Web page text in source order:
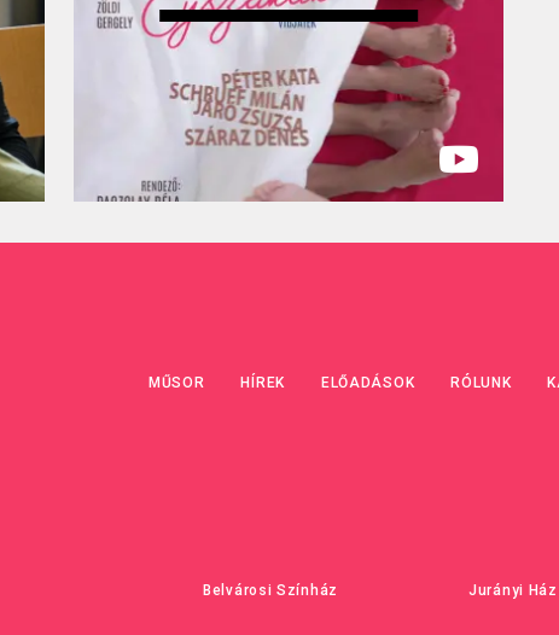
MŰSOR HÍREK ELŐADÁSOK RÓLUNK
Belvárosi Színház Jurányi Ház